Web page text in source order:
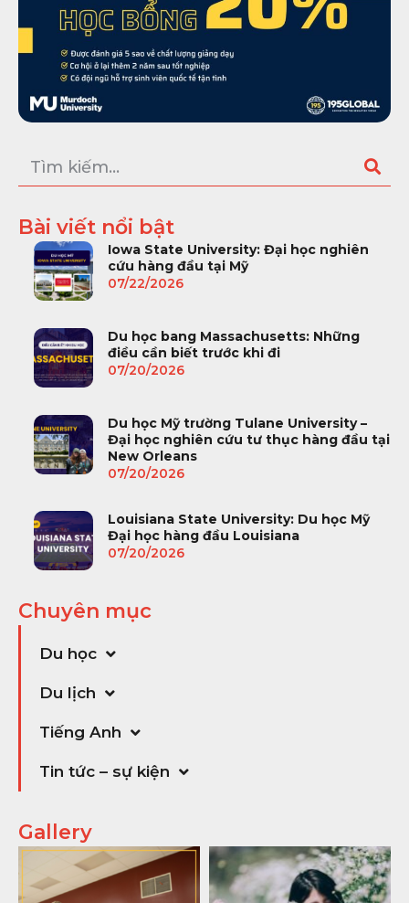
Bài viết nổi bật
Iowa State University: Đại học nghiên
cứu hàng đầu tại Mỹ
07/22/2026
Du học bang Massachusetts: Những
điều cần biết trước khi đi
07/20/2026
Du học Mỹ trường Tulane University –
Đại học nghiên cứu tư thục hàng đầu tại
New Orleans
07/20/2026
Louisiana State University: Du học Mỹ
Đại học hàng đầu Louisiana
07/20/2026
Chuyên mục
Du học
Du lịch
Tiếng Anh
Tin tức – sự kiện
Gallery